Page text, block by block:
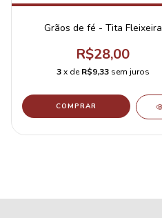
Grãos de fé - Tita Fleixeira
R$28,00
3x deR$9,33 sem juros